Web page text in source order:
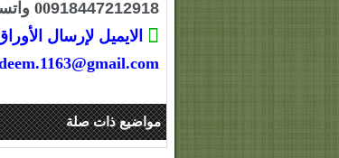
00918447212918 واتساب
الايميل لإرسال
مواضيع ذات صلة